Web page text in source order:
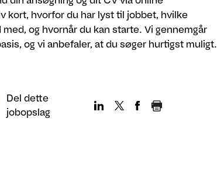
kort, hvorfor du har lyst til jobbet, hvilke
og hvornår du kan starte. Vi gennemgår
og vi anbefaler, at du søger hurtigst muligt.
Del dette
jobopslag